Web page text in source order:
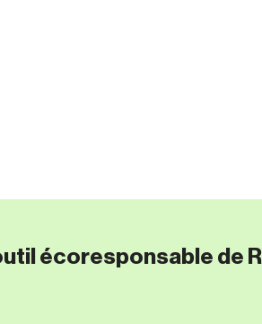
écoresponsable de